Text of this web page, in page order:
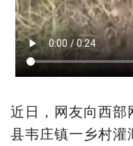
近日，网友向西
县韦庄镇一乡村灌